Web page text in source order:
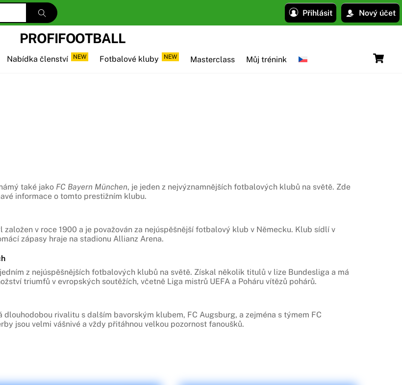
Přihlásit Nový účet
PROFIFOOTBALL
Nabídka členství NEW Fotbalové kluby NEW Masterclass Můj trénink
také jako FC Bayern München, je jeden z nejvýznamnějších fotbalových klubů na světě. Zde
informace o tomto prestižním klubu.
založen v roce 1900 a je považován za nejúspěšnější fotbalový klub v Německu. Klub sídlí v
zápasy hraje na stadionu Allianz Arena.
z nejúspěšnějších fotbalových klubů na světě. Získal několik titulů v lize Bundesliga a má
triumfů v evropských soutěžích, včetně Liga mistrů UEFA a Poháru vítězů pohárů.
dlouhodobou rivalitu s dalším bavorským klubem, FC Augsburg, a zejména s týmem FC
jsou velmi vášnivé a vždy přitáhnou velkou pozornost fanoušků.